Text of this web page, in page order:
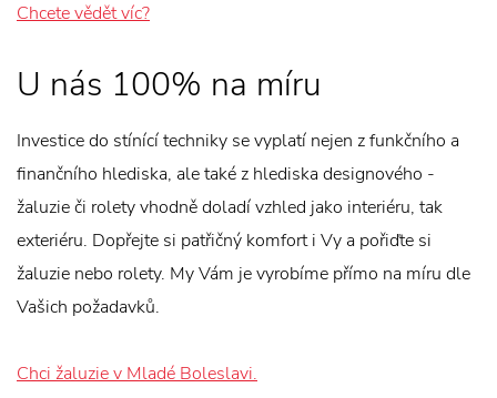
Chcete vědět víc?
U nás 100% na míru
Investice do stínící techniky se vyplatí nejen z funkčního a
finančního hlediska, ale také z hlediska designového -
žaluzie či rolety vhodně doladí vzhled jako interiéru, tak
exteriéru. Dopřejte si patřičný komfort i Vy a pořiďte si
žaluzie nebo rolety. My Vám je vyrobíme přímo na míru dle
Vašich požadavků.
Chci žaluzie v Mladé Boleslavi.